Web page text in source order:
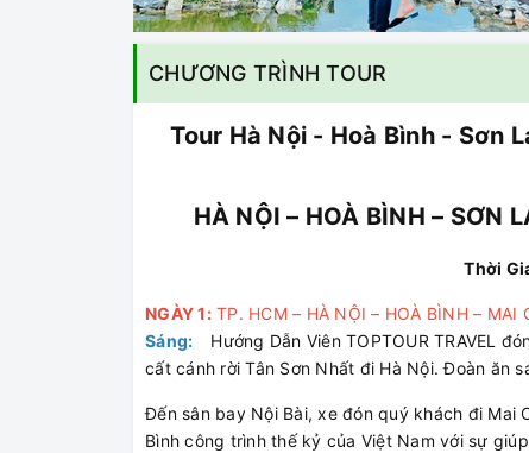
CHƯƠNG TRÌNH TOUR
Tour Hà Nội - Hoà Bình - Sơn
HÀ NỘI – HOÀ BÌNH – SƠN
Thời
NGÀY 1:TP. HCM – HÀ NỘI – HOÀ BÌNH –
Sáng:
Hướng Dẫn Viên TOPTOUR TRAVEL
cất cánh rời Tân Sơn Nhất đi Hà Nội. Đoàn ăn
Đến sân bay Nội Bài, xe đón quý khách đi Mai
Bình công trình thế kỷ của Việt Nam với sự